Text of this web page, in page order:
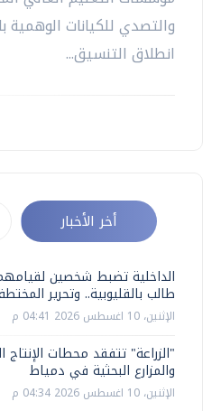
والتصدي للكيانات الوهمية
انطلاق التنسيق...
أخر الأخبار
الداخلية تضبط شخصين
طالب بالقليوبية.. وتحرير
الإثنين، 10 اغسطس 2026 04:41 م
"الزراعة" تتفقد محطات الإنتاج
والمزارع البحثية في دمياط
الإثنين، 10 اغسطس 2026 04:34 م